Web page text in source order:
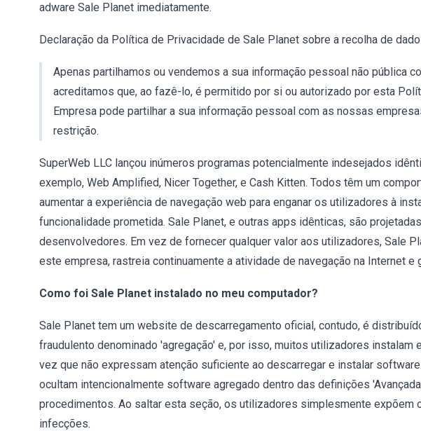
adware Sale Planet imediatamente.
Declaração da Política de Privacidade de Sale Planet sobre a recolha de
Apenas partilhamos ou vendemos a sua informação pessoal não pública
acreditamos que, ao fazê-lo, é permitido por si ou autorizado por esta
Empresa pode partilhar a sua informação pessoal com as nossas
restrição.
SuperWeb LLC lançou inúmeros programas potencialmente indesejados
exemplo, Web Amplified, Nicer Together, e Cash Kitten. Todos têm um
aumentar a experiência de navegação web para enganar os utilizadores à
funcionalidade prometida. Sale Planet, e outras apps idênticas, são
desenvolvedores. Em vez de fornecer qualquer valor aos utilizadores, Sale
este empresa, rastreia continuamente a atividade de navegação na Internet e
Como foi Sale Planet instalado no meu computador?
Sale Planet tem um website de descarregamento oficial, contudo, é
fraudulento denominado 'agregação' e, por isso, muitos utilizadores instalam
vez que não expressam atenção suficiente ao descarregar e instalar
ocultam intencionalmente software agregado dentro das definições
procedimentos. Ao saltar esta seção, os utilizadores simplesmente expõem
infecções.